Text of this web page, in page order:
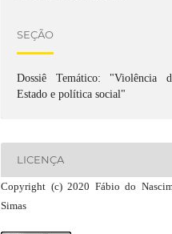
SEÇÃO
Dossiê Temático: "Violência
Estado e política social"
LICENÇA
Copyright (c) 2020 Fábio do
Simas